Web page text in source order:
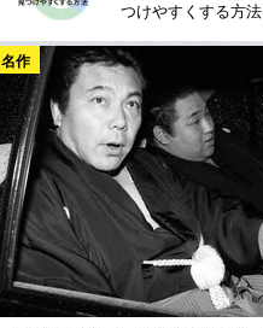
つけやすくする方法
名作